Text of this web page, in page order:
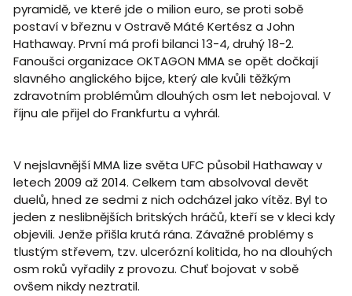
pyramidě, ve které jde o milion euro, se proti sobě
postaví v březnu v Ostravě Máté Kertész a John
Hathaway. První má profi bilanci 13-4, druhý 18-2.
Fanoušci organizace OKTAGON MMA se opět dočkají
slavného anglického bijce, který ale kvůli těžkým
zdravotním problémům dlouhých osm let nebojoval. V
říjnu ale přijel do Frankfurtu a vyhrál.
V nejslavnější MMA lize světa UFC působil Hathaway v
letech 2009 až 2014. Celkem tam absolvoval devět
duelů, hned ze sedmi z nich odcházel jako vítěz. Byl to
jeden z neslibnějších britských hráčů, kteří se v kleci kdy
objevili. Jenže přišla krutá rána. Závažné problémy s
tlustým střevem, tzv. ulcerózní kolitida, ho na dlouhých
osm roků vyřadily z provozu. Chuť bojovat v sobě
ovšem nikdy neztratil.